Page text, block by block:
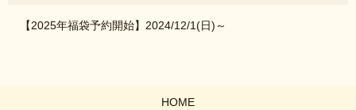
【2025年福袋予約開始】2024/12/1(日)～
HOME